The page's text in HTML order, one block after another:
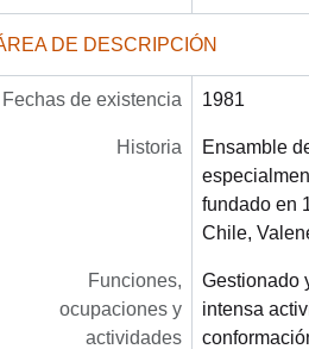
DE DESCRIPCIÓN
Fechas de existencia 1981
Historia
Ensamble
fundado en
Chile,
Funciones,
ocupaciones y
actividades
Gestionado
intensa